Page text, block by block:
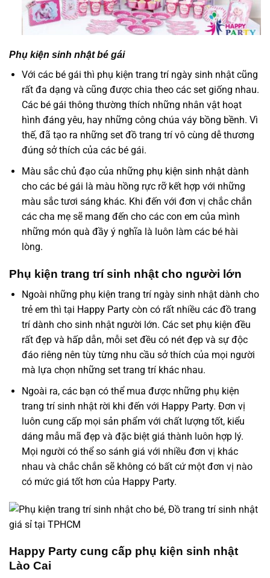
Phụ kiện sinh nhật bé gái
Với các bé gái thì phụ kiện trang trí ngày sinh nhật cũng
rất đa dạng và cũng được chia theo các set giống nhau.
Các bé gái thông thường thích những nhân vật hoạt
hình đáng yêu, hay những công chúa váy bồng bềnh. Vì
thế, đã tạo ra những set đồ trang trí vô cùng dễ thương
đúng sở thích của các bé gái.
Màu sắc chủ đạo của những phụ kiện sinh nhậtdành
cho các bé gái là màu hồng rực rỡ kết hợp với những
màu sắc tươi sáng khác. Khi đến với đơn vị chắc chắn
các cha mẹ sẽ mang đến cho các con em của mình
những món quà đầy ý nghĩa là luôn làm các bé hài
lòng.
Phụ kiện trang trí sinh nhật cho người lớn
Ngoài những phụ kiện trang trí ngày sinh nhật dành cho
trẻ em thì tại Happy Partycòn có rất nhiều các đồ trang
trí dành cho sinh nhật người lớn. Các set phụ kiện đều
rất đẹp và hấp dẫn, mỗi set đều có nét đẹp và sự độc
đáo riêng nên tùy từng nhu cầu sở thích của mọi người
mà lựa chọn những set trang trí khác nhau.
Ngoài ra, các bạn có thể mua được những phụ kiện
trang trí sinh nhật rời khi đến với Happy Party. Đơn vị
luôn cung cấp mọi sản phẩm với chất lượng tốt, kiểu
dáng mẫu mã đẹp và đặc biệt giá thành luôn hợp lý.
Mọi người có thể so sánh giá với nhiều đơn vị khác
nhau và chắc chắn sẽ không có bất cứ một đơn vị nào
có mức giá tốt hơn của Happy Party.
Happy Party cung cấp phụ kiện sinh nhật
Lào Cai